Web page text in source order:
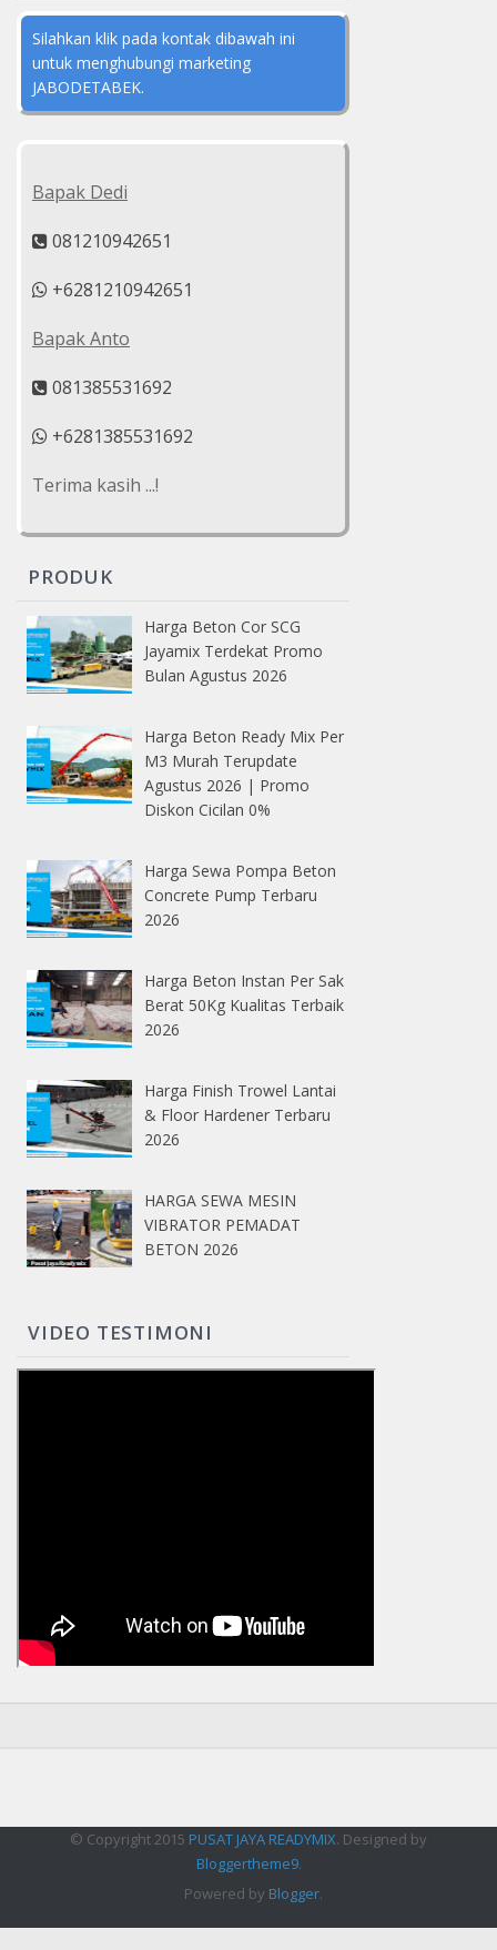
Silahkan klik pada kontak dibawah ini
untuk menghubungi marketing
JABODETABEK.
Bapak Dedi
081210942651
+6281210942651
Bapak Anto
081385531692
+6281385531692
Terima kasih ...!
PRODUK
Harga Beton Cor SCG
Jayamix Terdekat Promo
Bulan Agustus 2026
Harga Beton Ready Mix Per
M3 Murah Terupdate
Agustus 2026 | Promo
Diskon Cicilan 0%
Harga Sewa Pompa Beton
Concrete Pump Terbaru
2026
Harga Beton Instan Per Sak
Berat 50Kg Kualitas Terbaik
2026
Harga Finish Trowel Lantai
& Floor Hardener Terbaru
2026
HARGA SEWA MESIN
VIBRATOR PEMADAT
BETON 2026
VIDEO TESTIMONI
© Copyright 2015 PUSAT JAYA READYMIX. Designed by
Bloggertheme9.
Powered by Blogger.